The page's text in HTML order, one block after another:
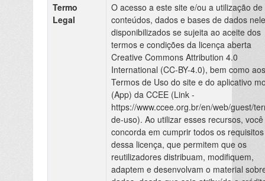
Termo
Legal
O acesso a este site e/ou a utilização de
conteúdos, dados e bases de dados nele
disponibilizados se sujeita ao aceite dos
termos e condições da licença aberta
Creative Commons Attribution 4.0
International (CC-BY-4.0), bem como aos
Termos de Uso do site e do aplicativo
(App) da CCEE (Link -
https://www.ccee.org.br/en/web/guest/
de-uso). Ao utilizar esses recursos, você
concorda em cumprir todos os requisitos
dessa licença, que permitem que os
reutilizadores distribuam, modifiquem,
adaptem e desenvolvam o material